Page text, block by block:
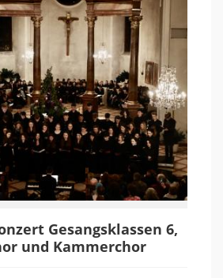
Gesangsklassen 6,
und Kammerchor